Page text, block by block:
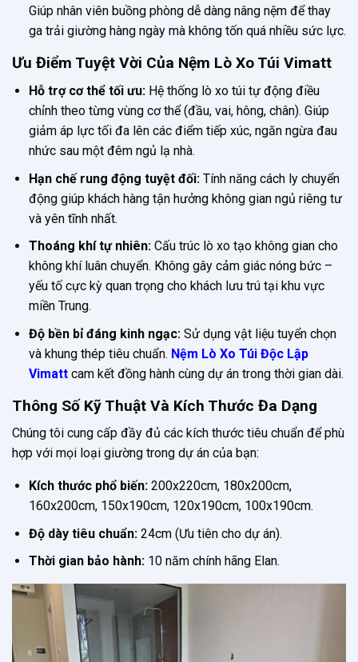
Giúp nhân viên buồng phòng dễ dàng nâng nệm để thay
ga trải giường hàng ngày mà không tốn quá nhiều sức lực.
Ưu Điểm Tuyệt Vời Của Nệm Lò Xo Túi Vimatt
Hỗ trợ cơ thể tối ưu:Hệ thống lò xo túi tự động điều
chỉnh theo từng vùng cơ thể (đầu, vai, hông, chân). Giúp
giảm áp lực tối đa lên các điểm tiếp xúc, ngăn ngừa đau
nhức sau một đêm ngủ lạ nhà.
Hạn chế rung động tuyệt đối:Tính năng cách ly chuyển
động giúp khách hàng tận hưởng không gian ngủ riêng tư
và yên tĩnh nhất.
Thoáng khí tự nhiên:Cấu trúc lò xo tạo không gian cho
không khí luân chuyển. Không gây cảm giác nóng bức –
yếu tố cực kỳ quan trọng cho khách lưu trú tại khu vực
miền Trung.
Độ bền bỉ đáng kinh ngạc:Sử dụng vật liệu tuyển chọn
và khung thép tiêu chuẩn. Nệm Lò Xo Túi Độc Lập
Vimattcam kết đồng hành cùng dự án trong thời gian dài.
Thông Số Kỹ Thuật Và Kích Thước Đa Dạng
Chúng tôi cung cấp đầy đủ các kích thước tiêu chuẩn để phù
hợp với mọi loại giường trong dự án của bạn:
Kích thước phổ biến:200x220cm, 180x200cm,
160x200cm, 150x190cm, 120x190cm, 100x190cm.
Độ dày tiêu chuẩn:24cm (Ưu tiên cho dự án).
Thời gian bảo hành:10 năm chính hãng Elan.